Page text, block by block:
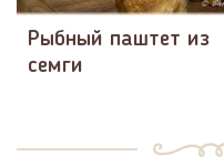
Рыбный паштет из
семги